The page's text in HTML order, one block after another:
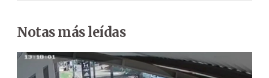
Notas más leídas